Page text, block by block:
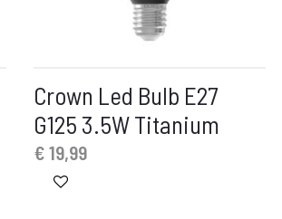
Crown Led Bulb E27
G125 3.5W Titanium
€19,99